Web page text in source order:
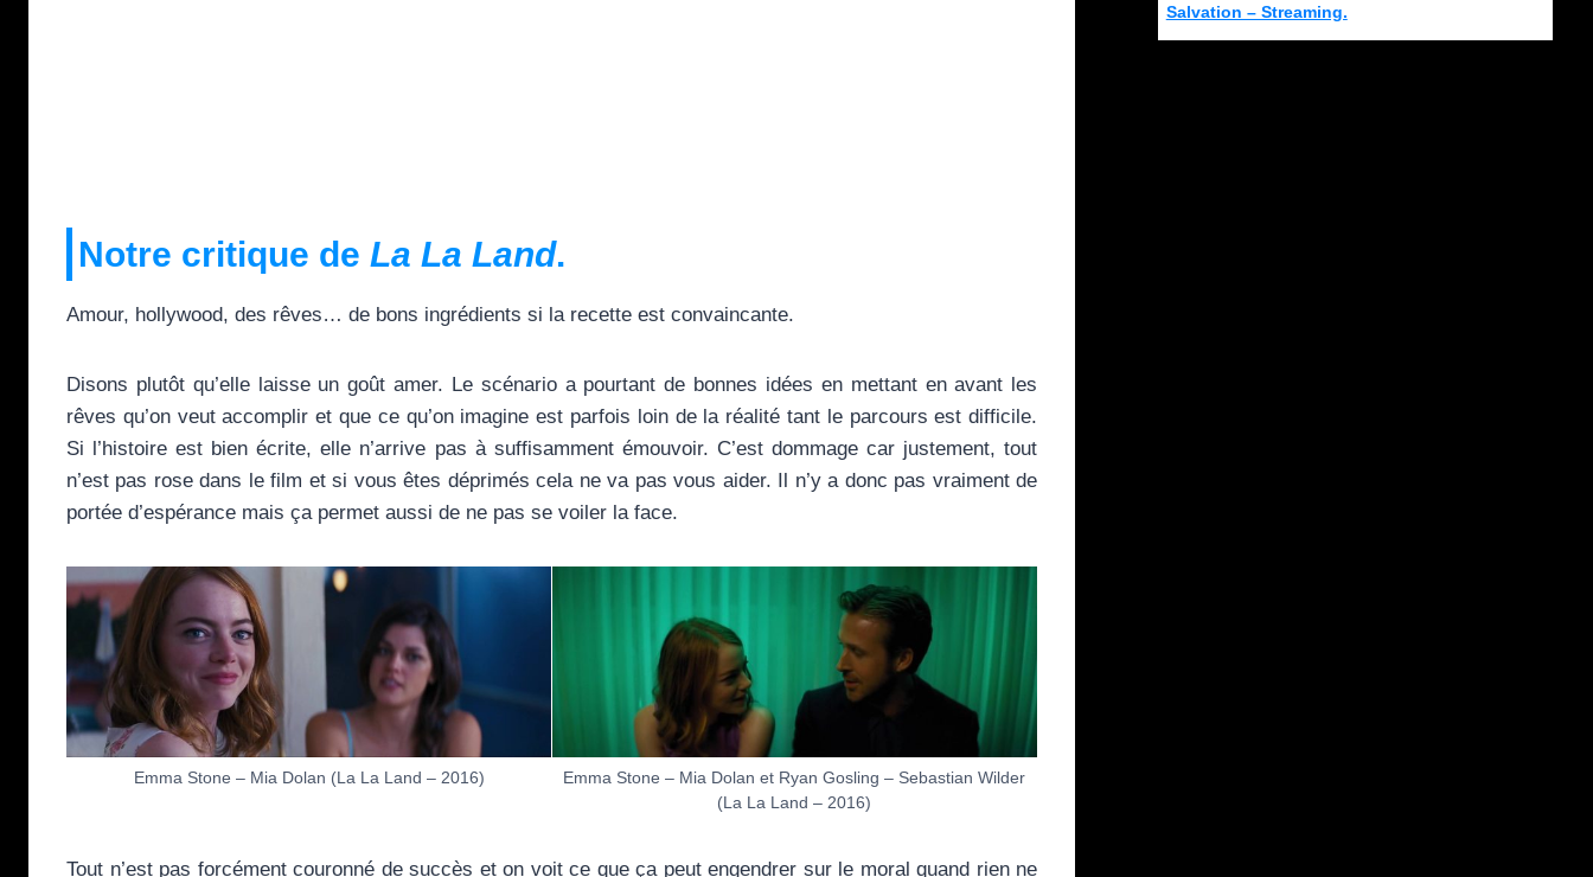
Notre critique de La La Land.
Amour, hollywood, des rêves… de bons ingrédients si la recette est convaincante.
Disons plutôt qu’elle laisse un goût amer. Le scénario a pourtant de bonnes idées en mettant en avant les
rêves qu’on veut accomplir et que ce qu’on imagine est parfois loin de la réalité tant le parcours est difficile.
Si l’histoire est bien écrite, elle n’arrive pas à suffisamment émouvoir. C’est dommage car justement, tout
n’est pas rose dans le film et si vous êtes déprimés cela ne va pas vous aider. Il n’y a donc pas vraiment de
portée d’espérance mais ça permet aussi de ne pas se voiler la face.
Emma Stone – Mia Dolan (La La Land – 2016)
Emma Stone – Mia Dolan et Ryan Gosling – Sebastian Wilder
(La La Land – 2016)
Tout n’est pas forcément couronné de succès et on voit ce que ça peut engendrer sur le moral quand rien ne
Salvation – Streaming.